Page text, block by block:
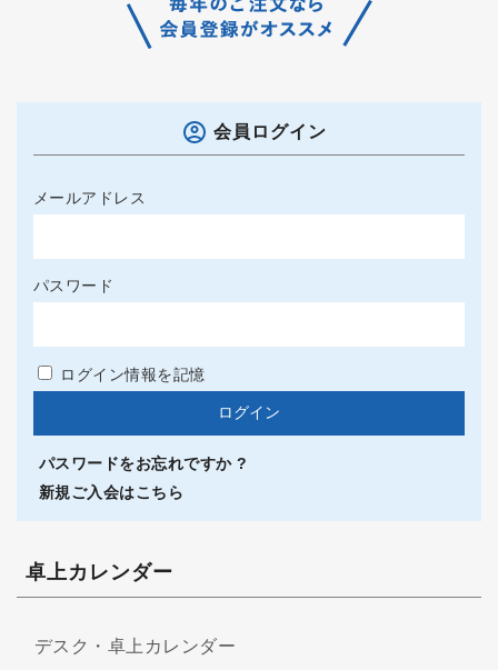
会員ログイン
メールアドレス
パスワード
ログイン情報を記憶
パスワードをお忘れですか ?
新規ご入会はこちら
卓上カレンダー
デスク・卓上カレンダー